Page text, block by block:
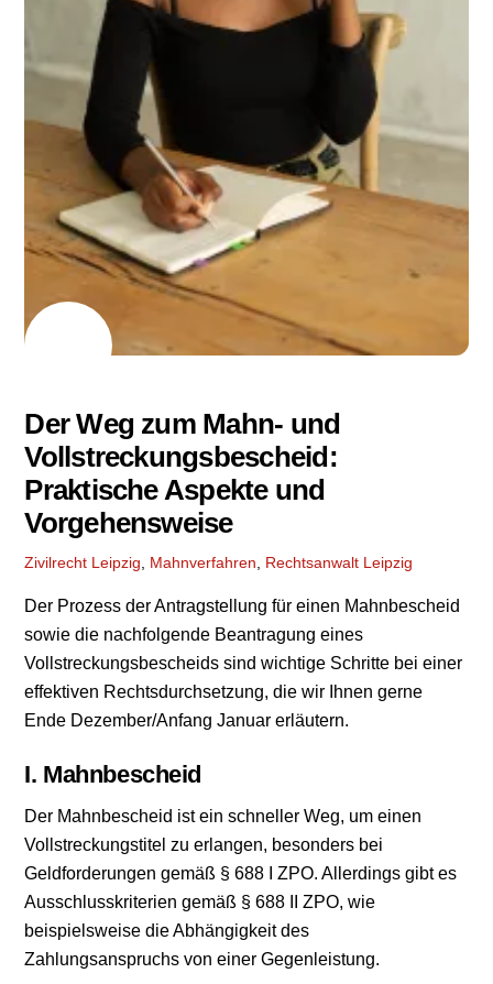
Der Weg zum Mahn- und
Vollstreckungsbescheid:
Praktische Aspekte und
Vorgehensweise
Zivilrecht Leipzig, Mahnverfahren, Rechtsanwalt Leipzig
Der Prozess der Antragstellung für einen Mahnbescheid
sowie die nachfolgende Beantragung eines
Vollstreckungsbescheids sind wichtige Schritte bei einer
effektiven Rechtsdurchsetzung, die wir Ihnen gerne
Ende Dezember/Anfang Januar erläutern.
I. Mahnbescheid
Der Mahnbescheid ist ein schneller Weg, um einen
Vollstreckungstitel zu erlangen, besonders bei
Geldforderungen gemäß § 688 I ZPO. Allerdings gibt es
Ausschlusskriterien gemäß § 688 II ZPO, wie
beispielsweise die Abhängigkeit des
Zahlungsanspruchs von einer Gegenleistung.